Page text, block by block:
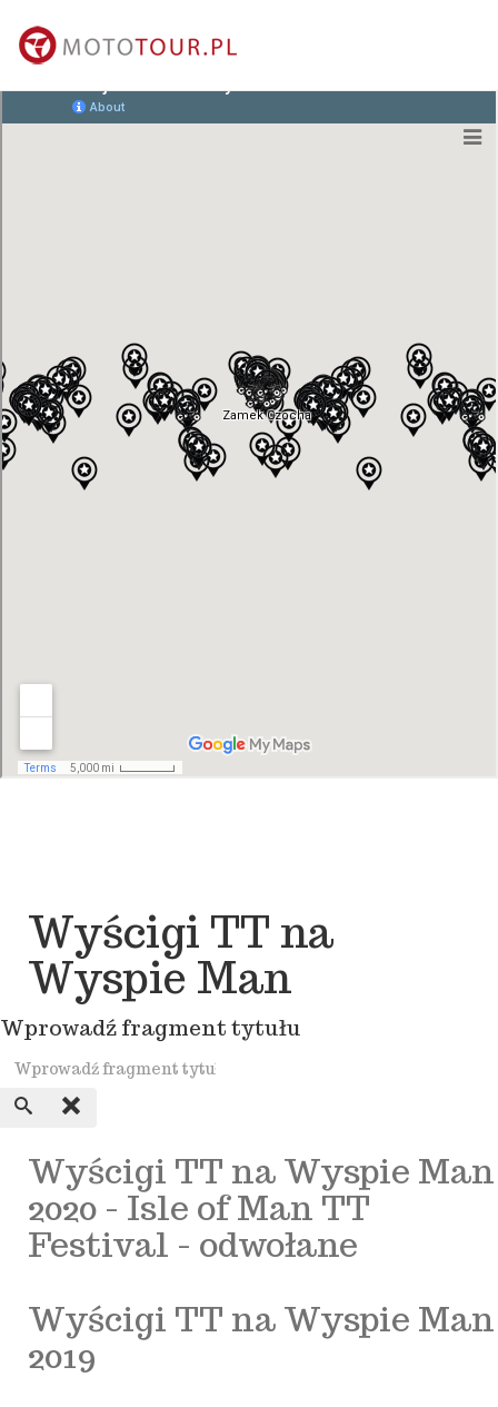
MAPA MIEJSCA
Wyścigi TT na
Wyspie Man
Wprowadź fragment tytułu
Wyścigi TT na Wyspie Man
2020 - Isle of Man TT
Festival - odwołane
Wyścigi TT na Wyspie Man
2019